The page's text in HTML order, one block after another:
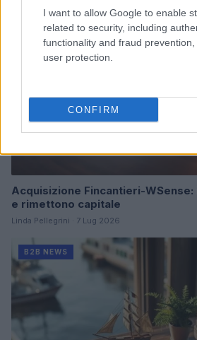
I want to allow Google to enable
related to security, including
functionality and fraud
user protection.
CONFIRM
Acquisizione Fincantieri-
e rimettono capitale
Linda Pellegrini · 7 Lug 2026
B2B NEWS